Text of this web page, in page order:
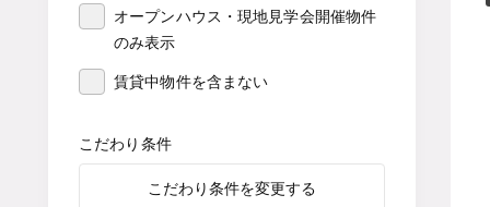
オープンハウス・現地見学会開催物件
のみ表示
賃貸中物件を含まない
こだわり条件
こだわり条件を変更する